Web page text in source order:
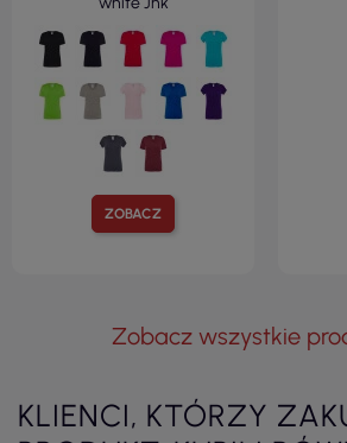
ZOBACZ
Zobacz wszystkie
KLIENCI, KTÓRZY